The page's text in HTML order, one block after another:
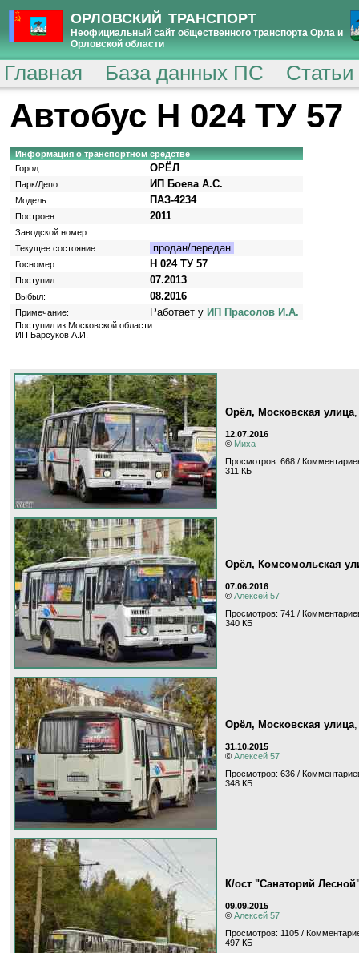
ОРЛОВСКИЙ ТРАНСПОРТ
Неофициальный сайт общественного транспорта Орла и
Орловской области
Главная База данных ПС
Автобус Н 024 ТУ 57
Информация о транспортном средстве
Город:
ОРЁЛ
Парк/Депо: ИП Боева А.С.
Модель: ПАЗ-4234
Построен: 2011
Заводской номер:
Текущее состояние:
продан/передан
Госномер: Н 024 ТУ 57
Поступил: 07.2013
Выбыл: 08.2016
Примечание: Работает у ИП Прасолов И.А.
Поступил из Московской области
ИП Барсуков А.И.
Орёл, Московская улица
12.07.2016
© Миха
Просмотров: 668 /
311 КБ
Орёл, Комсомольская
07.06.2016
© Алексей 57
Просмотров: 741 /
340 КБ
Орёл, Московская улица
31.10.2015
© Алексей 57
Просмотров: 636 /
348 КБ
К/ост "Санаторий
09.09.2015
© Алексей 57
Просмотров: 1105 /
497 КБ